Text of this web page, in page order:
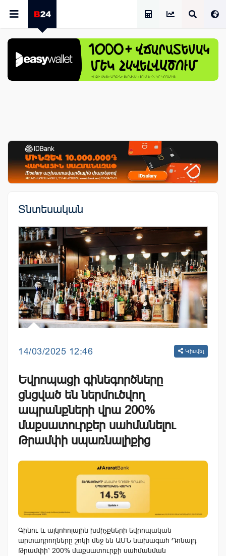
Տնտեսական
14/03/2025 12:46 Կիսվել
Եվրոպացի գինեգործները
ցնցված են ներմուծվող
ապրանքների վրա 200%
մաքսատուրքեր սահմանելու
Թրամփի սպառնալիքից
Գինու և ալկոհոլային խմիչքների եվրոպական
արտադրողները շոկի մեջ են ԱՄՆ նախագահ Դոնալդ
Թրամփի՝ 200% մաքսատուրքի սահմանման